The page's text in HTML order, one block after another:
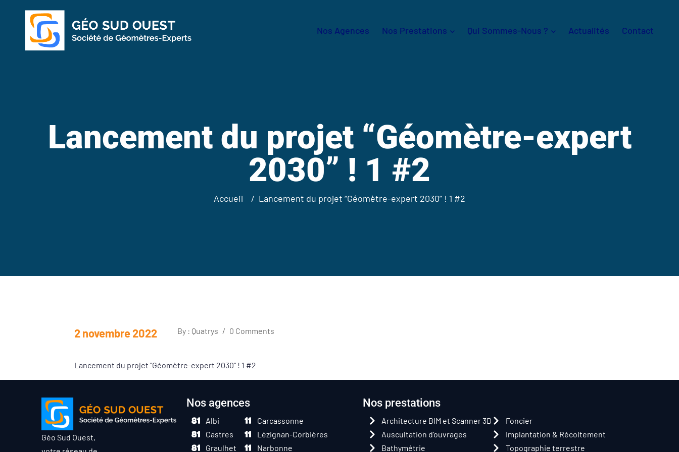
Nos Agences Nos Prestations Qui Sommes-Nous ? Actualités Contact
Lancement du projet “Géomètre-expert
2030” ! 1 #2
Accueil Lancement du projet “Géomètre-expert 2030” ! 1 #2
2 novembre 2022 By : Quatrys / 0 Comments
Lancement du projet "Géomètre-expert 2030" ! 1 #2
Géo Sud Ouest,
Nos agences
Albi
Castres
Graulhet
Carcassonne
Lézignan-Corbières
Narbonne
Nos prestations
Architecture BIM et Scanner 3D
Auscultation d’ouvrages
Bathymétrie
Foncier
Implantation & Récoltement
Topographie terrestre